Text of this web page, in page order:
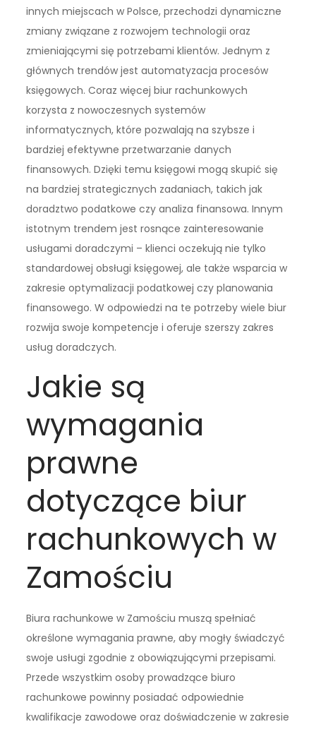
innych miejscach w Polsce, przechodzi dynamiczne
zmiany związane z rozwojem technologii oraz
zmieniającymi się potrzebami klientów. Jednym z
głównych trendów jest automatyzacja procesów
księgowych. Coraz więcej biur rachunkowych
korzysta z nowoczesnych systemów
informatycznych, które pozwalają na szybsze i
bardziej efektywne przetwarzanie danych
finansowych. Dzięki temu księgowi mogą skupić się
na bardziej strategicznych zadaniach, takich jak
doradztwo podatkowe czy analiza finansowa. Innym
istotnym trendem jest rosnące zainteresowanie
usługami doradczymi – klienci oczekują nie tylko
standardowej obsługi księgowej, ale także wsparcia w
zakresie optymalizacji podatkowej czy planowania
finansowego. W odpowiedzi na te potrzeby wiele biur
rozwija swoje kompetencje i oferuje szerszy zakres
usług doradczych.
Jakie są
wymagania
prawne
dotyczące biur
rachunkowych w
Zamościu
Biura rachunkowe w Zamościu muszą spełniać
określone wymagania prawne, aby mogły świadczyć
swoje usługi zgodnie z obowiązującymi przepisami.
Przede wszystkim osoby prowadzące biuro
rachunkowe powinny posiadać odpowiednie
kwalifikacje zawodowe oraz doświadczenie w zakresie